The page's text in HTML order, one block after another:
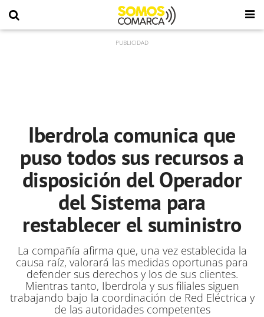
Iberdrola comunica que
puso todos sus recursos a
disposición del Operador
del Sistema para
restablecer el suministro
La compañía afirma que, una vez establecida la
causa raíz, valorará las medidas oportunas para
defender sus derechos y los de sus clientes.
Mientras tanto, Iberdrola y sus filiales siguen
trabajando bajo la coordinación de Red Eléctrica y
de las autoridades competentes